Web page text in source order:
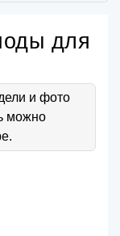
для
и фото
можно